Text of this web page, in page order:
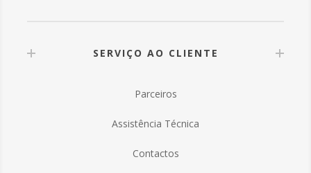
SERVIÇO AO CLIENTE
Parceiros
Assistência Técnica
Contactos